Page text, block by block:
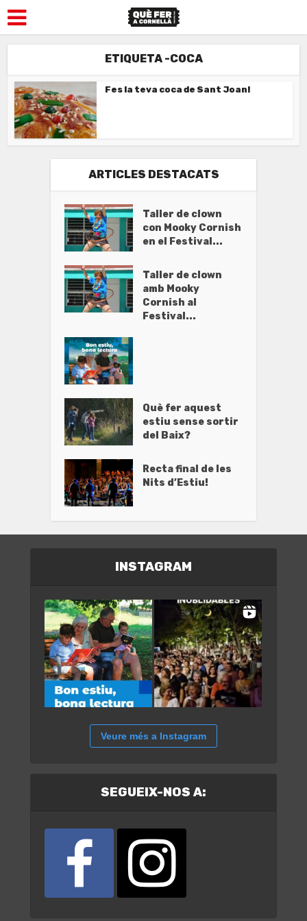
ETIQUETA -COCA
Fes la teva coca de Sant Joan!
ARTICLES DESTACATS
Taller de clown
con Mooky Cornish
en el Festival...
Taller de clown
amb Mooky
Cornish al
Festival...
Què fer aquest
estiu sense sortir
del Baix?
Recta final de les
Nits d’Estiu!
INSTAGRAM
Veure més a Instagram
SEGUEIX-NOS A: